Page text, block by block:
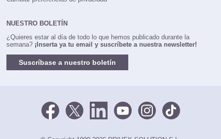
NUESTRO BOLETÍN
¿Quieres estar al día de todo lo que hemos publicado durante la
semana? ¡Inserta ya tu email y suscríbete a nuestra newsletter!
Suscríbase a nuestro boletín